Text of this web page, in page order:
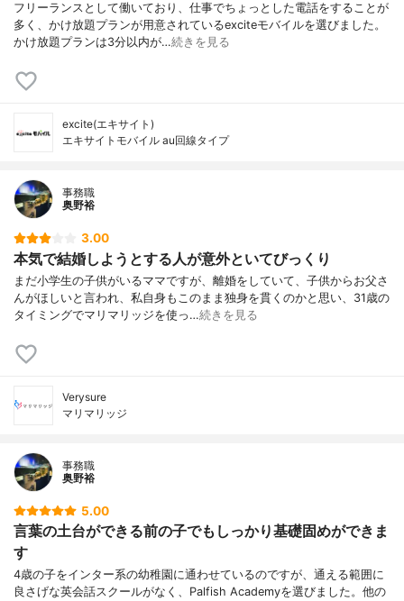
フリーランスとして働いており、仕事でちょっとした電話をすることが
多く、かけ放題プランが用意されているexciteモバイルを選びました。
かけ放題プランは3分以内が…続きを見る
excite(エキサイト)
エキサイトモバイル au回線タイプ
事務職
奥野裕
3.00
本気で結婚しようとする人が意外といてびっくり
まだ小学生の子供がいるママですが、離婚をしていて、子供からお父さ
んがほしいと言われ、私自身もこのまま独身を貫くのかと思い、31歳の
タイミングでマリマリッジを使っ…続きを見る
Verysure
マリマリッジ
事務職
奥野裕
5.00
言葉の土台ができる前の子でもしっかり基礎固めができま
す
4歳の子をインター系の幼稚園に通わせているのですが、通える範囲に
良さげな英会話スクールがなく、Palfish Academyを選びました。他の